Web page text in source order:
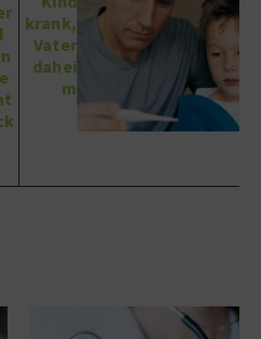
krank,
Vater
dahei
m